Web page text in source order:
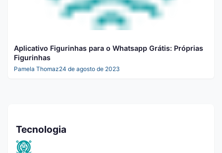
Aplicativo Figurinhas para o Whatsapp Grátis: Próprias
Figurinhas
Pamela Thomaz24 de agosto de 2023
Tecnologia